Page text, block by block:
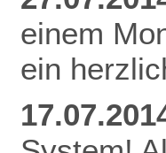
einem
ein